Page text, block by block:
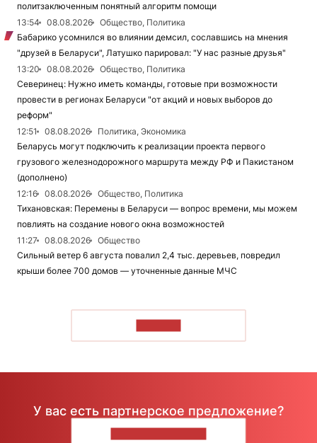
политзаключенным понятный алгоритм помощи
13:54
08.08.2026
Общество, Политика
Бабарико усомнился во влиянии демсил, сославшись на мнения
"друзей в Беларуси", Латушко парировал: "У нас разные друзья"
13:20
08.08.2026
Общество, Политика
Северинец: Нужно иметь команды, готовые при возможности
провести в регионах Беларуси "от акций и новых выборов до
реформ"
12:51
08.08.2026
Политика, Экономика
Беларусь могут подключить к реализации проекта первого
грузового железнодорожного маршрута между РФ и Пакистаном
(дополнено)
12:16
08.08.2026
Общество, Политика
Тихановская: Перемены в Беларуси — вопрос времени, мы можем
повлиять на создание нового окна возможностей
11:27
08.08.2026
Общество
Сильный ветер 6 августа повалил 2,4 тыс. деревьев, повредил
крыши более 700 домов — уточненные данные МЧС
У вас есть партнерское предложение?